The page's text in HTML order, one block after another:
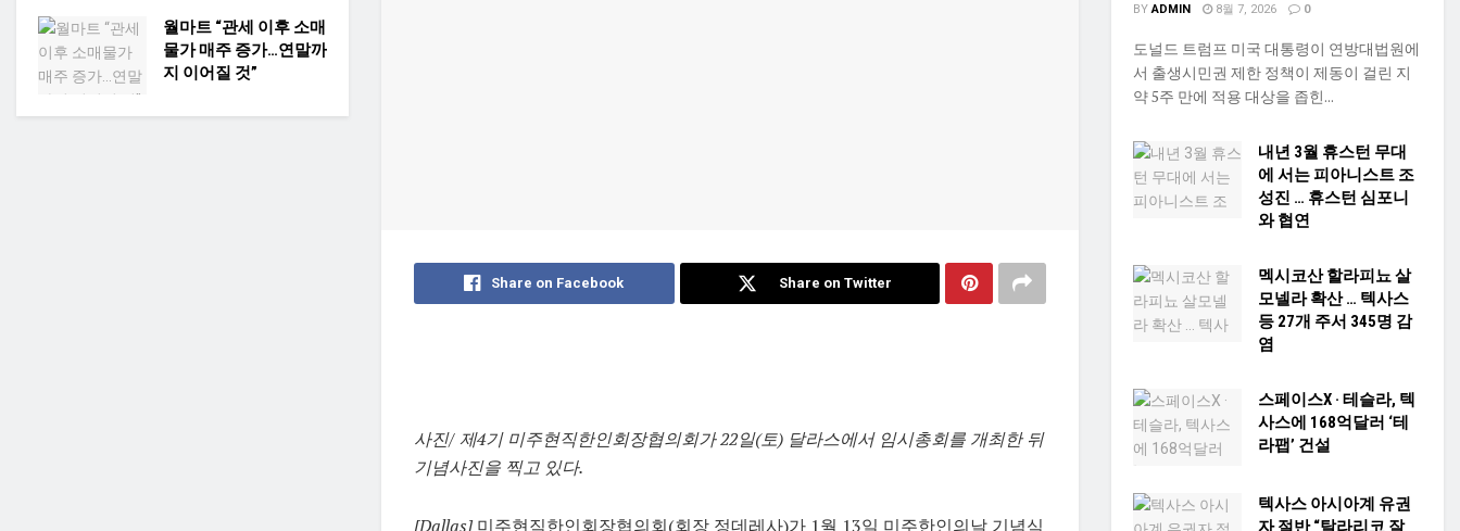
Share on Facebook Share on Twitter
사진/ 제4기 미주현직한인회장협의회가 22일(토) 달라스에서 임시총회를 개최한 뒤
기념사진을 찍고 있다.
[Dallas]미주현직한인회장협의회(회장 정데레사)가 1월 13일 미주한인의날 기념식
월마트 “관세 이후 소매
물가 매주 증가…연말까
지 이어질 것”
BY ADMIN 8월 7, 2026 0
도널드 트럼프 미국 대통령이 연방대법원에
서 출생시민권 제한 정책이 제동이 걸린 지
약 5주 만에 적용 대상을 좁힌...
내년 3월 휴스턴 무대
에 서는 피아니스트 조
성진 … 휴스턴 심포니
와 협연
멕시코산 할라피뇨 살
모넬라 확산 … 텍사스
등 27개 주서 345명 감
염
스페이스X · 테슬라, 텍
사스에 168억달러 ‘테
라팹’ 건설
텍사스 아시아계 유권